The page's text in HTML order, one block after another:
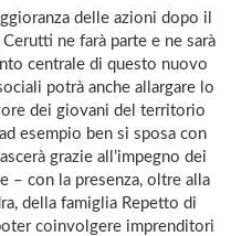
delle azioni dopo il
ne farà parte e ne sarà
centrale di questo nuovo
potrà anche allargare lo
dei giovani del territorio
esempio ben si sposa con
grazie all’impegno dei
– con la presenza, oltre alla
della famiglia Repetto di
coinvolgere imprenditori